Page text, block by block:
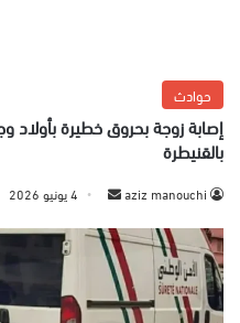
حوادث
إصابة زوجة بحروق خطيرة بأولاد
بالقنيطرة
aziz manouchi
س
ب
4 يونيو 2026